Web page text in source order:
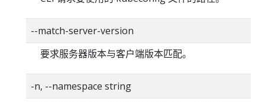
--match-server-version
要求服务器版本与客户端版本匹配。
-n, --namespace string